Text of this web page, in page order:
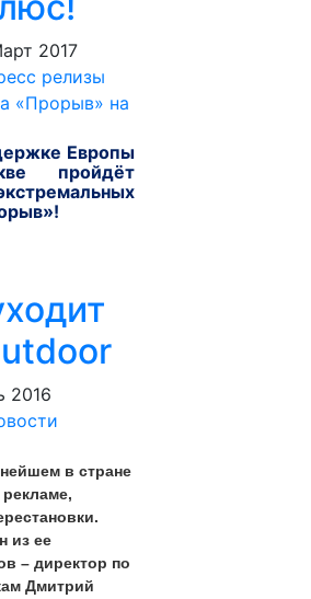
2017
релизы
Европы
пройдёт
!
2016
в стране
из ее
– директор по
Дмитрий